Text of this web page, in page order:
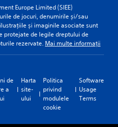
Europe Limited (SIEE)
de jocuri, denumirile și/sau
și imaginile asociate sunt
protejate de legile dreptului de
rezervate. Mai multe informații
de
a
Harta
site-
ului
Politica
privind
modulele
cookie
Software
Usage
Terms